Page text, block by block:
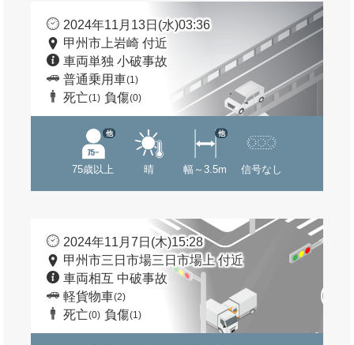
2024年11月13日(水)03:36
甲州市上岩崎 付近
車両単独 小破事故
普通乗用車(1)
死亡(1) 負傷(0)
75歳以上
他
晴 幅～3.5m
他
信号なし
2024年11月7日(木)15:28
甲州市三日市場三日市場上 付近
車両相互 中破事故
軽貨物車(2)
死亡(0) 負傷(1)